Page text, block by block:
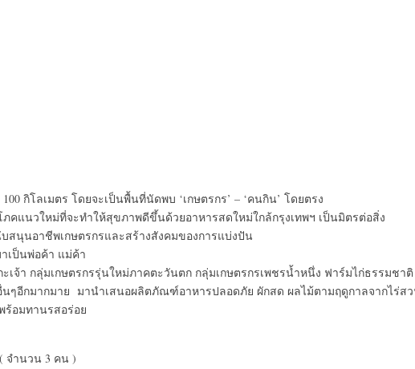
กิโลเมตร โดยจะเป็นพื้นที่นัดพบ ‘เกษตรกร’ – ‘คนกิน’ โดยตรง
ภคแนวใหม่ที่จะทำให้สุขภาพดีขึ้นด้วยอาหารสดใหม่ใกล้กรุงเทพฯ เป็นมิตรต่อสิ่ง
นุนอาชีพเกษตรกรและสร้างสังคมของการแบ่งปัน
เป็นพ่อค้า แม่ค้า
จ้า กลุ่มเกษตรกรรุ่นใหม่ภาคตะวันตก กลุ่มเกษตรกรเพชรน้ำหนึ่ง ฟาร์มไก่ธรรมชาติ
ๆอีกมากมาย มานำเสนอผลิตภัณฑ์อาหารปลอดภัย ผักสด ผลไม้ตามฤดูกาลจากไร่ส
อมทานรสอร่อย
( จำนวน 3 คน )